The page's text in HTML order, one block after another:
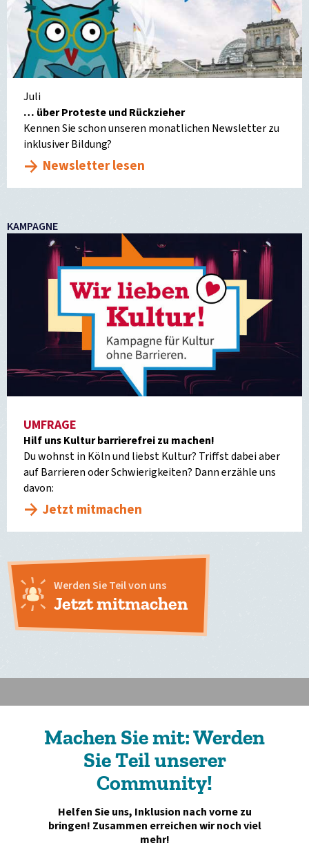
Juli
… über Proteste und Rückzieher
Kennen Sie schon unseren monatlichen Newsletter zu
inklusiver Bildung?
Newsletter lesen
KAMPAGNE
UMFRAGE
Hilf uns Kultur barrierefrei zu machen!
Du wohnst in Köln und liebst Kultur? Triffst dabei aber
auf Barrieren oder Schwierigkeiten? Dann erzähle uns
davon:
Jetzt mitmachen
Werden Sie Teil von uns
Jetzt mitmachen
Machen Sie mit: Werden
Sie Teil unserer
Community!
Helfen Sie uns, Inklusion nach vorne zu
bringen! Zusammen erreichen wir noch viel
mehr!